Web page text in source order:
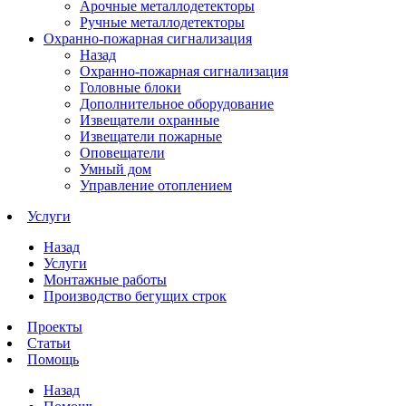
Арочные металлодетекторы
Ручные металлодетекторы
Охранно-пожарная сигнализация
Назад
Охранно-пожарная сигнализация
Головные блоки
Дополнительное оборудование
Извещатели охранные
Извещатели пожарные
Оповещатели
Умный дом
Управление отоплением
Услуги
Назад
Услуги
Монтажные работы
Производство бегущих строк
Проекты
Статьи
Помощь
Назад